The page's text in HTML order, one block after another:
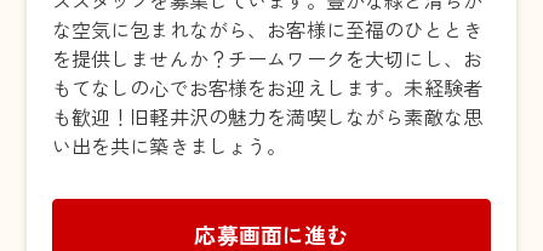
な空気に包まれながら、お客様に至福のひととき
を提供しませんか？チームワークを大切にし、お
もてなしの心でお客様をお迎えします。未経験者
も歓迎！旧軽井沢の魅力を満喫しながら素敵な思
い出を共に築きましょう。
応募画面に進む